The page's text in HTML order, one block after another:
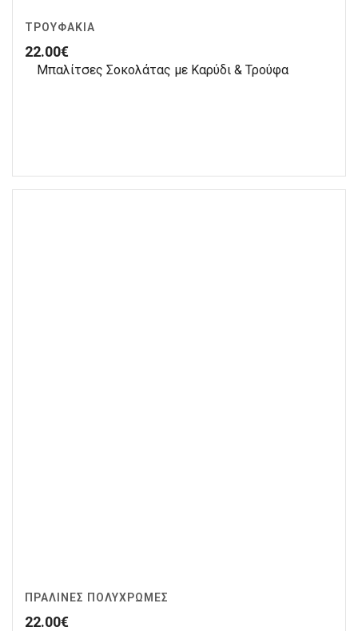
ΤΡΟΥΦΆΚΙΑ
22.00€
Μπαλίτσες Σοκολάτας με Καρύδι & Τρούφα
ΠΡΑΛΊΝΕΣ ΠΟΛΎΧΡΩΜΕΣ
22.00€